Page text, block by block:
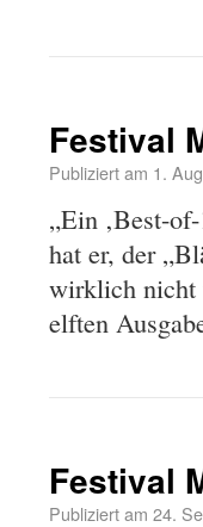
Festival
Publiziert am 1.
„Ein ‚Best-
hat er, der
wirklich nicht
elften
Festival
Publiziert am 24.